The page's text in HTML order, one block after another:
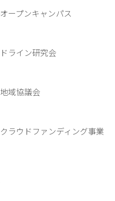
ープンキャンパス
ライン研究会
域協議会
ラウドファンディング事業